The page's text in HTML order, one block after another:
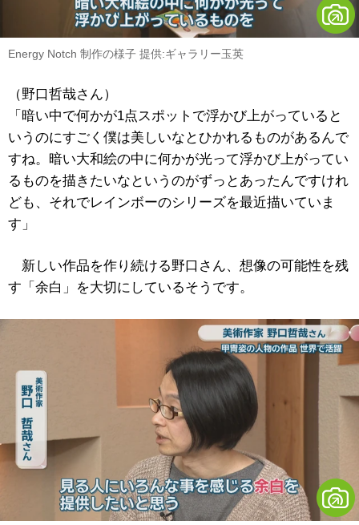
Energy Notch 制作の様子 提供:ギャラリー玉英
（野口哲哉さん）
「暗い中で何かが1点スポットで浮かび上がっていると
いうのにすごく僕は美しいなとひかれるものがあるんで
すね。暗い大和絵の中に何かが光って浮かび上がってい
るものを描きたいなというのがずっとあったんですけれ
ども、それでレインボーのシリーズを最近描いていま
す」
新しい作品を作り続ける野口さん、想像の可能性を残
す「余白」を大切にしているそうです。